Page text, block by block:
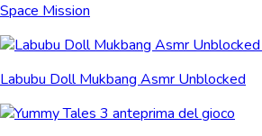
Space Mission
Labubu Doll Mukbang Asmr Unblocked